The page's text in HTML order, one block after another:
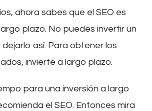
ahora sabes que el SEO es
plazo. No puedes invertir un
así. Para obtener los
invierte a largo plazo.
para una inversión a largo
el SEO. Entonces mira